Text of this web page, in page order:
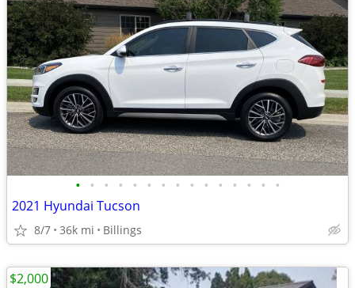
• • • • • • • • • • • • • • •
2021 Hyundai Tucson
8/7 36k mi Billings
$2,000